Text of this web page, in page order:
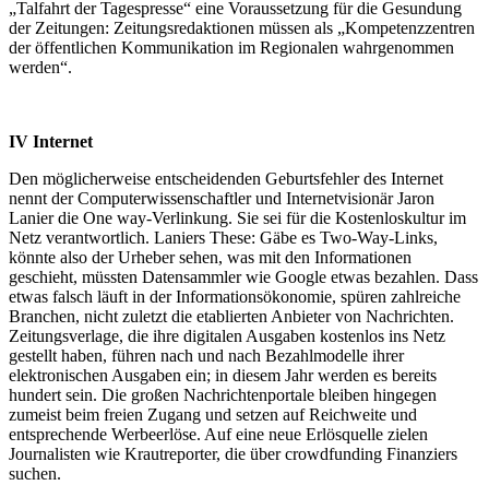
„Talfahrt der Tagespresse“ eine Voraussetzung für die Gesundung
der Zeitungen: Zeitungsredaktionen müssen als „Kompetenzzentren
der öffentlichen Kommunikation im Regionalen wahrgenommen
werden“.
IV Internet
Den möglicherweise entscheidenden Geburtsfehler des Internet
nennt der Computerwissenschaftler und Internetvisionär Jaron
Lanier die One way-Verlinkung. Sie sei für die Kostenloskultur im
Netz verantwortlich. Laniers These: Gäbe es Two-Way-Links,
könnte also der Urheber sehen, was mit den Informationen
geschieht, müssten Datensammler wie Google etwas bezahlen. Dass
etwas falsch läuft in der Informationsökonomie, spüren zahlreiche
Branchen, nicht zuletzt die etablierten Anbieter von Nachrichten.
Zeitungsverlage, die ihre digitalen Ausgaben kostenlos ins Netz
gestellt haben, führen nach und nach Bezahlmodelle ihrer
elektronischen Ausgaben ein; in diesem Jahr werden es bereits
hundert sein. Die großen Nachrichtenportale bleiben hingegen
zumeist beim freien Zugang und setzen auf Reichweite und
entsprechende Werbeerlöse. Auf eine neue Erlösquelle zielen
Journalisten wie Krautreporter, die über crowdfunding Finanziers
suchen.